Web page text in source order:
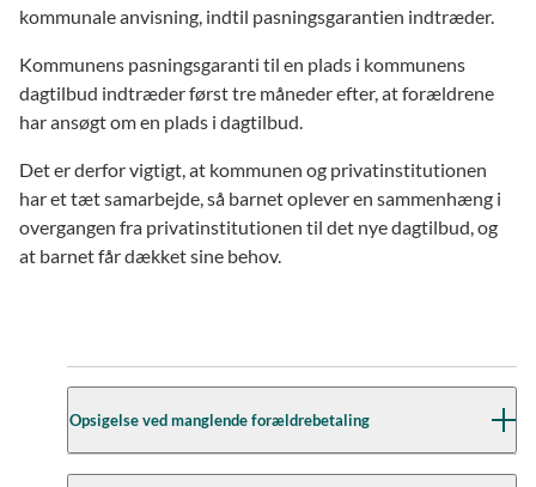
kommunale anvisning, indtil pasningsgarantien indtræder.
Kommunens pasningsgaranti til en plads i kommunens
dagtilbud indtræder først tre måneder efter, at forældrene
har ansøgt om en plads i dagtilbud.
Det er derfor vigtigt, at kommunen og privatinstitutionen
har et tæt samarbejde, så barnet oplever en sammenhæng i
overgangen fra privatinstitutionen til det nye dagtilbud, og
at barnet får dækket sine behov.
Opsigelse ved manglende forældrebetaling